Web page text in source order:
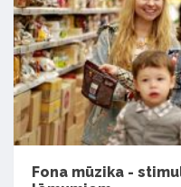
Fona mūzika -